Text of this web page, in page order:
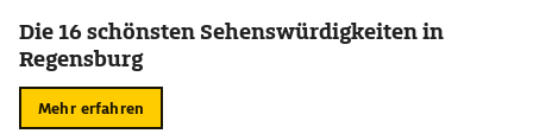
Die 16 schönsten Sehenswürdigkeiten in
Regensburg
Mehr erfahren